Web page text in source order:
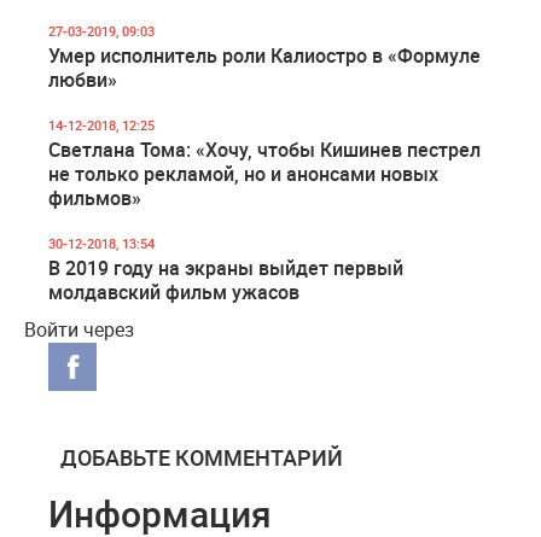
27-03-2019, 09:03
Умер исполнитель роли Калиостро в «Формуле
любви»
14-12-2018, 12:25
Светлана Тома: «Хочу, чтобы Кишинев пестрел
не только рекламой, но и анонсами новых
фильмов»
30-12-2018, 13:54
В 2019 году на экраны выйдет первый
молдавский фильм ужасов
Войти через
ДОБАВЬТЕ КОММЕНТАРИЙ
Информация